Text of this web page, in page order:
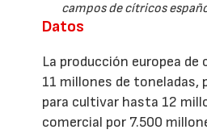
campos de cítricos
Datos
La producción europea
11 millones de toneladas,
para cultivar hasta 12
comercial por 7.500